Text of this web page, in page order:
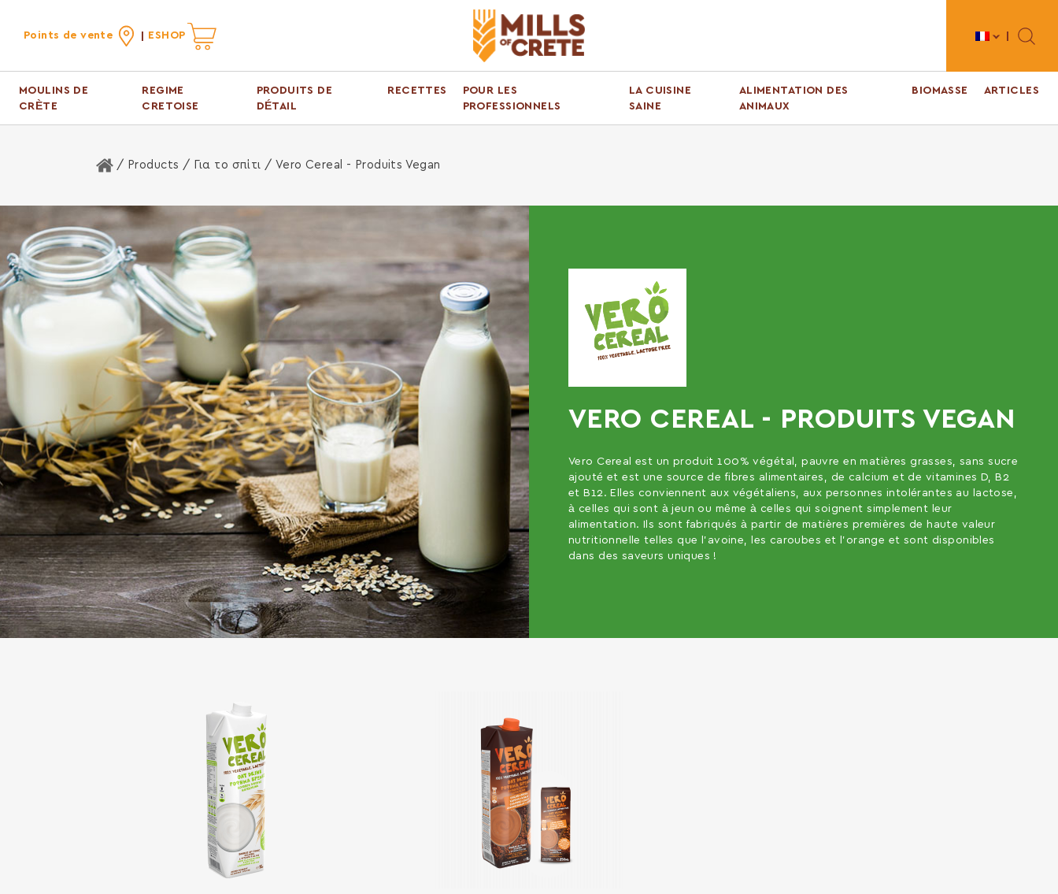
Points de vente ESHOP Toggle
MOULINS DE
CRÈTE
REGIME
CRETOISE
PRODUITS DE
DÉTAIL
RECETTES
POUR LES
PROFESSIONNELS
LA CUISINE
SAINE
ALIMENTATION DES
ANIMAUX
BIOMASSE ARTICLES
Home
/ Products / Για το σπίτι / Vero Cereal - Produits Vegan
VERO CEREAL - PRODUITS VEGAN
Vero Cereal est un produit 100% végétal, pauvre en matières grasses, sans sucre
ajouté et est une source de fibres alimentaires, de calcium et de vitamines D, B2
et B12. Elles conviennent aux végétaliens, aux personnes intolérantes au lactose,
à celles qui sont à jeun ou même à celles qui soignent simplement leur
alimentation. Ils sont fabriqués à partir de matières premières de haute valeur
nutritionnelle telles que l’avoine, les caroubes et l’orange et sont disponibles
dans des saveurs uniques !